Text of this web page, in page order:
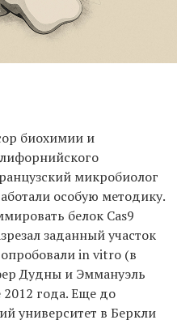
биохимии и
микробиолог
особую методику.
белок Cas9
заданный участок
in vitro (в
Дудны и Эммануэль
2012 года. Еще до
университет в Беркли